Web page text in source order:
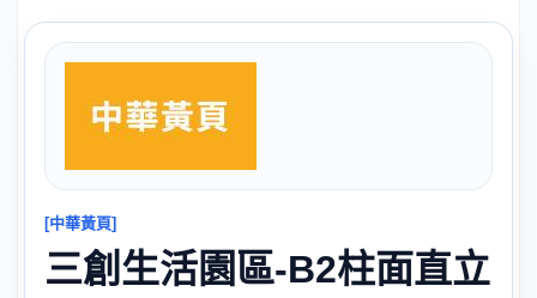
[中華黃頁]
三創生活園區-B2柱面直立